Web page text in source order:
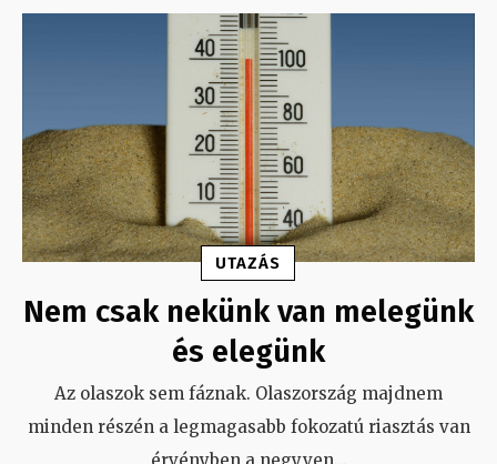
UTAZÁS
Nem csak nekünk van melegünk
és elegünk
Az olaszok sem fáznak. Olaszország majdnem
minden részén a legmagasabb fokozatú riasztás van